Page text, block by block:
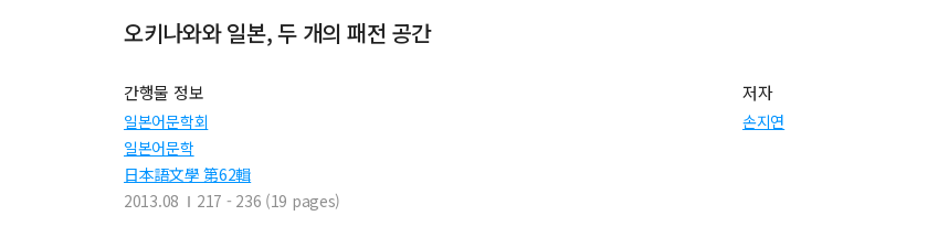
오키나와와 일본, 두 개의 패전 공간
간행물 정보
일본어문학회
일본어문학
日本語文學 第62輯
2013.08
217 - 236 (19 pages)
저자
손지연